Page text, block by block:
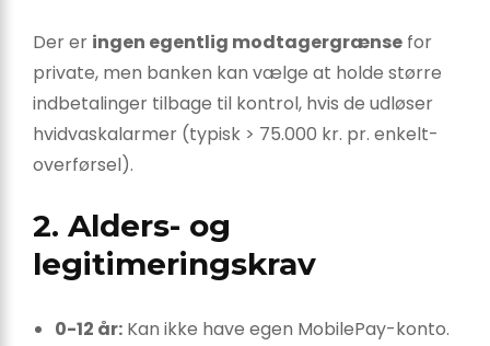
Der er ingen egentlig modtager­grænse for
private, men banken kan vælge at holde større
indbetalinger tilbage til kontrol, hvis de udløser
hvidvask­alarmer (typisk > 75.000 kr. pr. enkelt­
overførsel).
2. Alders- og
legitimeringskrav
0-12 år: Kan ikke have egen MobilePay-konto.